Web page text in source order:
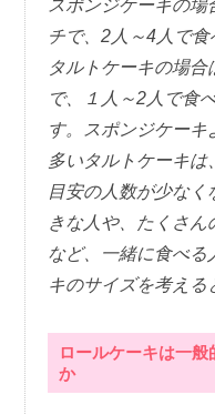
スポンジケーキの
チで、2人～4人で
タルトケーキの場
で、１人～2人で食
す。スポンジケー
多いタルトケーキは
目安の人数が少な
きな人や、たくさん
など、一緒に食べる
キのサイズを考える
ロールケーキは一
か